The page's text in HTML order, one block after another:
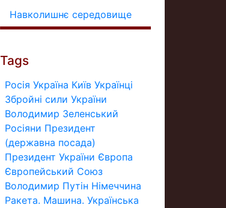
Навколишнє середовище
Tags
Росія Україна Київ Українці
Збройні сили України
Володимир Зеленський
Росіяни Президент
(державна посада)
Президент України Європа
Європейський Союз
Володимир Путін Німеччина
Ракета. Машина. Українська